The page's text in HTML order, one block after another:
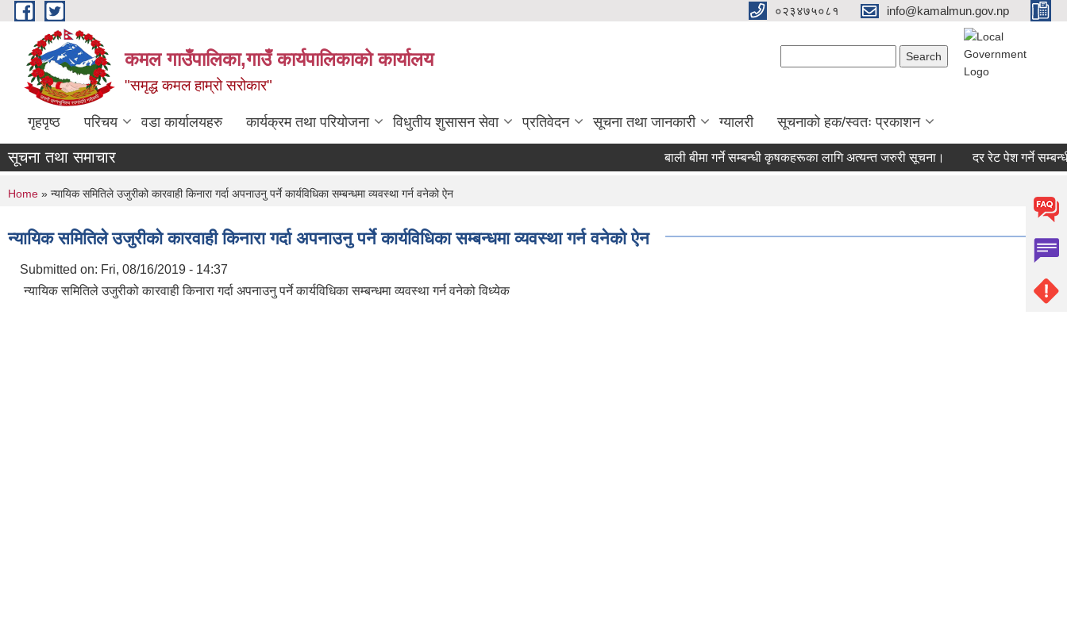
Skip to main content ०२३४७५०८१ info@kamalmun.gov.np
कमल गाउँपालिका,गाउँ कार्यपालिकाको कार्यालय
"समृद्ध कमल हाम्रो सरोकार"
गृहपृष्ठ परिचय वडा कार्यालयहरु कार्यक्रम तथा परियोजना विधुतीय शुसासन सेवा प्रतिवेदन सूचना तथा जानकारी ग्यालरी सूचनाको हक/स्वतः प्रकाशन
सूचना तथा समाचार बाली बीमा गर्ने सम्बन्धी कृषकहरूका लागि अत्यन्त जरुरी सूचना। दर रेट पेश गर्ने सम्बन्धी
You are here
Home » न्यायिक समितिले उजुरीको कारवाही किनारा गर्दा अपनाउनु पर्ने कार्यविधिका सम्बन्धमा व्यवस्था गर्न वनेको ऐन
न्यायिक समितिले उजुरीको कारवाही किनारा गर्दा अपनाउनु पर्ने कार्यविधिका सम्बन्धमा व्यवस्था गर्न वनेको ऐन
Submitted on: Fri, 08/16/2019 - 14:37
न्यायिक समितिले उजुरीको कारवाही किनारा गर्दा अपनाउनु पर्ने कार्यविधिका सम्बन्धमा व्यवस्था गर्न वनेको विध्येक